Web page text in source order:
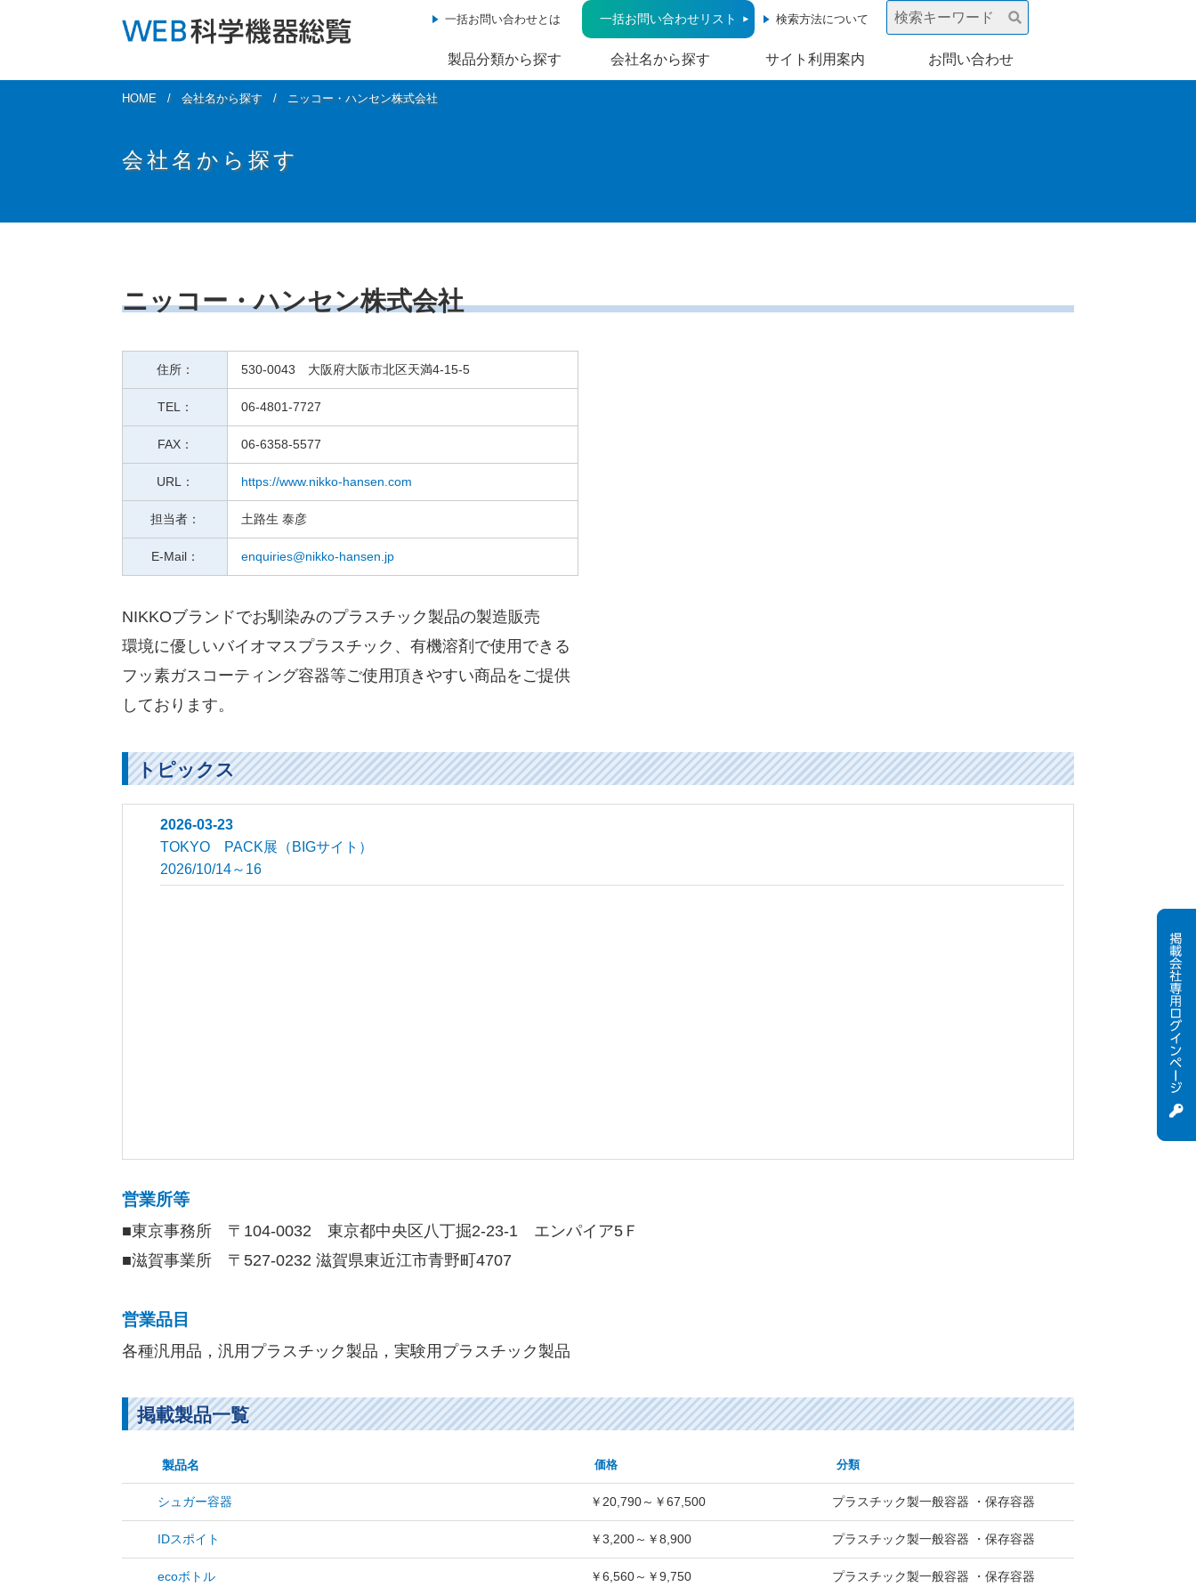
一括お問い合わせとは 一括お問い合わせリスト 検索方法について
製品分類から探す 会社名から探す サイト利用案内 お問い合わせ
HOME 会社名から探す ニッコー・ハンセン株式会社
会社名から探す
ニッコー・ハンセン株式会社
住所： 530-0043 大阪府大阪市北区天満4-15-5
TEL： 06-4801-7727
FAX： 06-6358-5577
URL： https://www.nikko-hansen.com
担当者： 土路生 泰彦
E-Mail： enquiries@nikko-hansen.jp
NIKKOブランドでお馴染みのプラスチック製品の製造販売
環境に優しいバイオマスプラスチック、有機溶剤で使用できる
フッ素ガスコーティング容器等ご使用頂きやすい商品をご提供
しております。
トピックス
2026-03-23
TOKYO PACK展（BIGサイト）
2026/10/14～16
営業所等
■東京事務所 〒104-0032 東京都中央区八丁掘2-23-1 エンパイア5Ｆ
■滋賀事業所 〒527-0232 滋賀県東近江市青野町4707
営業品目
各種汎用品，汎用プラスチック製品，実験用プラスチック製品
掲載製品一覧
製品名 価格 分類
シュガー容器 ￥20,790～￥67,500 プラスチック製一般容器 ・保存容器
IDスポイト ￥3,200～￥8,900 プラスチック製一般容器 ・保存容器
ecoボトル ￥6,560～￥9,750 プラスチック製一般容器 ・保存容器